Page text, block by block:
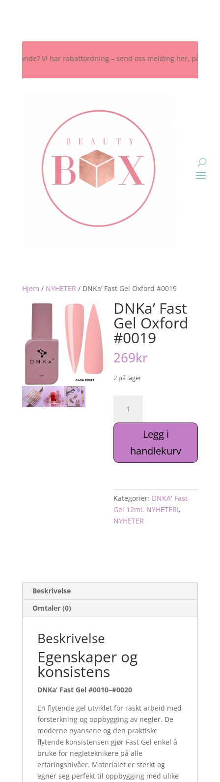
Vi har rabattordning – send oss melding her, på
Hjem / NYHETER / DNKa’ Fast Gel Oxford #0019
DNKa’ Fast
Gel Oxford
#0019
269kr
2 på lager
Gel
#0019
antall
Legg i
handlekurv
Kategorier: DNKA' Fast
Gel 12ml. NYHETER!,
NYHETER
Beskrivelse
Omtaler (0)
Beskrivelse
Egenskaper og
konsistens
DNKa’ Fast Gel #0010–#0020
En flytende gel utviklet for raskt arbeid med
forsterkning og oppbygging av negler. De
moderne nyansene og den praktiske
flytende konsistensen gjør Fast Gel enkel å
bruke for negleteknikere på alle
erfaringsnivåer. Materialet er sterkt og
egner seg perfekt til oppbygging med ulike